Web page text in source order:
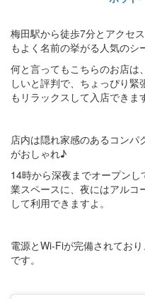
梅田駅から徒歩7分とアクセ
もよく名前の挙がる人気のシ
何と言ってもこちらのお店は
しいと評判で、ちょっぴり
もリラックスして入店できま
店内は隠れ家感のあるコン
がおしゃれ♪
14時から深夜までオープン
業スペースに、夜にはアルコ
して利用できますよ。
電源とWi-Fiが完備されてお
です。